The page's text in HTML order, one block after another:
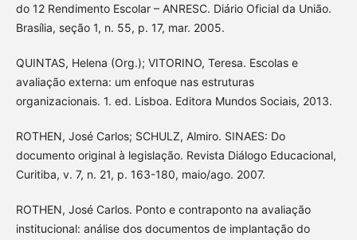
do 12 Rendimento Escolar – ANRESC. Diário Oficial da União.
Brasília, seção 1, n. 55, p. 17, mar. 2005.
QUINTAS, Helena (Org.); VITORINO, Teresa. Escolas e
avaliação externa: um enfoque nas estruturas
organizacionais. 1. ed. Lisboa. Editora Mundos Sociais, 2013.
ROTHEN, José Carlos; SCHULZ, Almiro. SINAES: Do
documento original à legislação. Revista Diálogo Educacional,
Curitiba, v. 7, n. 21, p. 163-180, maio/ago. 2007.
ROTHEN, José Carlos. Ponto e contraponto na avaliação
institucional: análise dos documentos de implantação do